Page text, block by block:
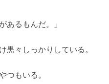
あるもんだ。」
黒々しっかりしている。
つもいる。